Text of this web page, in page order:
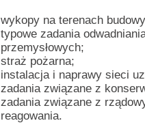
wykopy na terenach
typowe zadania
przemysłowych;
straż pożarna;
instalacja i naprawy sieci
zadania związane z
zadania związane z
reagowania.